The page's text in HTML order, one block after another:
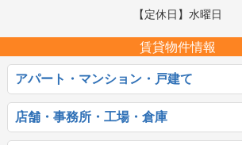
【定休日】水曜日
賃貸物件情報
アパート・マンション・戸建て
店舗・事務所・工場・倉庫